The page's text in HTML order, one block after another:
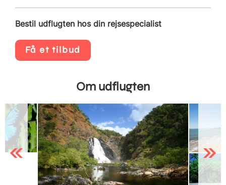
Bestil udflugten hos din rejsespecialist
Få et tilbud
Om udflugten
Previous Next